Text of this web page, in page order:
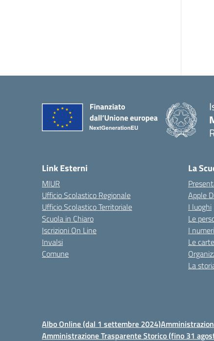
Link Esterni
MIUR
Ufficio Scolastico Regionale
Ufficio Scolastico Territoriale
Scuola in Chiaro
Iscrizioni On Line
Invalsi
Comune
La
Apple
I luoghi
Le
I
Le
La
Albo Online (dal 1 settembre 2024)
Amministrazione Trasparente Storico (fino 31